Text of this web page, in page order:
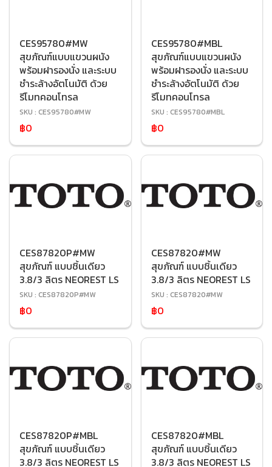
CES95780#MW
สุขภัณฑ์แบบแขวนผนัง
พร้อมฝารองนั่ง และระบบ
ชำระล้างอัตโนมัติ ด้วย
รีโมทคอนโทรล
SKU : CES95780#MW
฿0
CES95780#MBL
สุขภัณฑ์แบบแขวนผนัง
พร้อมฝารองนั่ง และระบบ
ชำระล้างอัตโนมัติ ด้วย
รีโมทคอนโทรล
SKU : CES95780#MBL
฿0
CES87820P#MW
สุขภัณฑ์ แบบชิ้นเดียว
3.8/3 ลิตร NEOREST LS
SKU : CES87820P#MW
฿0
CES87820#MW
สุขภัณฑ์ แบบชิ้นเดียว
3.8/3 ลิตร NEOREST LS
SKU : CES87820#MW
฿0
CES87820P#MBL
สุขภัณฑ์ แบบชิ้นเดียว
3.8/3 ลิตร NEOREST LS
CES87820#MBL
สุขภัณฑ์ แบบชิ้นเดียว
3.8/3 ลิตร NEOREST LS